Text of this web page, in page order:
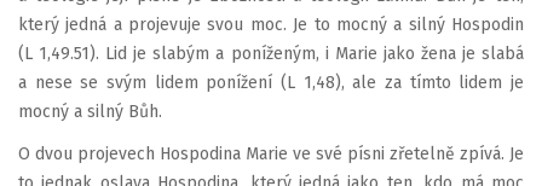
který jedná a projevuje svou moc. Je to mocný a silný Hospodin
(L 1,49.51). Lid je slabým a poníženým, i Marie jako žena je slabá
a nese se svým lidem ponížení (L 1,48), ale za tímto lidem je
mocný a silný Bůh.
O dvou projevech Hospodina Marie ve své písni zřetelně zpívá. Je